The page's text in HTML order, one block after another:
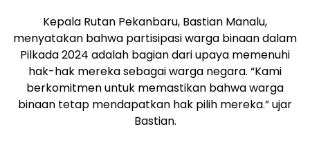
Kepala Rutan Pekanbaru, Bastian Manalu,
menyatakan bahwa partisipasi warga binaan dalam
Pilkada 2024 adalah bagian dari upaya memenuhi
hak-hak mereka sebagai warga negara. “Kami
berkomitmen untuk memastikan bahwa warga
binaan tetap mendapatkan hak pilih mereka.” ujar
Bastian.